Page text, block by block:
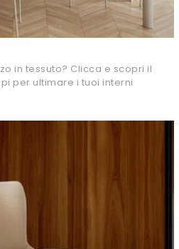
in tessuto? Clicca e scopri il
per ultimare i tuoi interni